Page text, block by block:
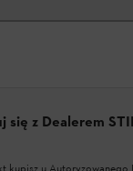
się z Dealerem
kupisz u Autoryzowanego